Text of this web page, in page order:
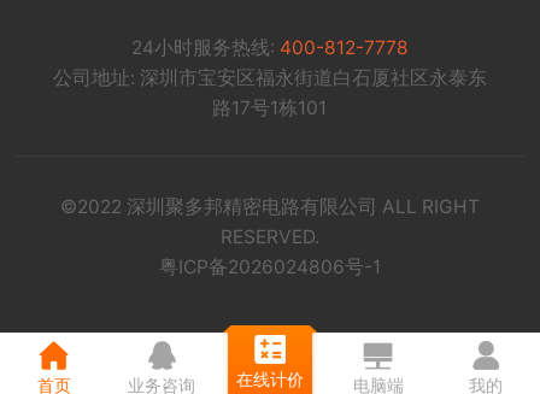
24小时服务热线: 400-812-7778
公司地址: 深圳市宝安区福永街道白石厦社区永泰东
路17号1栋101
©2022 深圳聚多邦精密电路有限公司 ALL RIGHT
RESERVED.
粤ICP备2026024806号-1
首页 业务咨询 在线计价 电脑端 我的